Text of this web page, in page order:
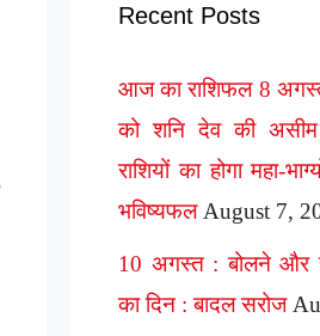
Recent Posts
आज का राशिफल 8
को शनि देव की
राशियों का होगा महा-
भविष्यफल August 7,
10 अगस्त : बोलने और
का दिन : बादल सरोज